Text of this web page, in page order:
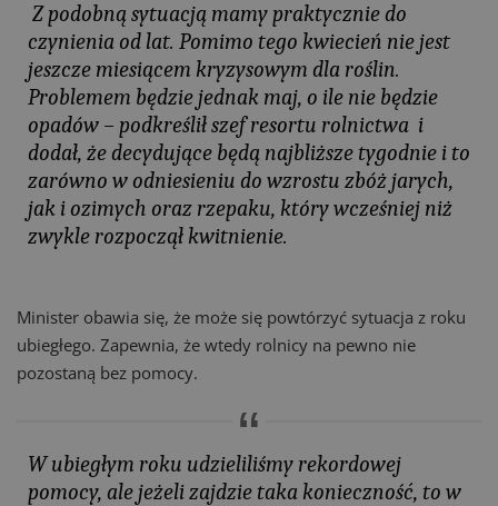
Z podobną sytuacją mamy praktycznie do
czynienia od lat. Pomimo tego kwiecień nie jest
jeszcze miesiącem kryzysowym dla roślin.
Problemem będzie jednak maj, o ile nie będzie
opadów – podkreślił szef resortu rolnictwa i
dodał, że decydujące będą najbliższe tygodnie i to
zarówno w odniesieniu do wzrostu zbóż jarych,
jak i ozimych oraz rzepaku, który wcześniej niż
zwykle rozpoczął kwitnienie.
Minister obawia się, że może się powtórzyć sytuacja z roku
ubiegłego. Zapewnia, że wtedy rolnicy na pewno nie
pozostaną bez pomocy.
W ubiegłym roku udzieliliśmy rekordowej
pomocy, ale jeżeli zajdzie taka konieczność, to w